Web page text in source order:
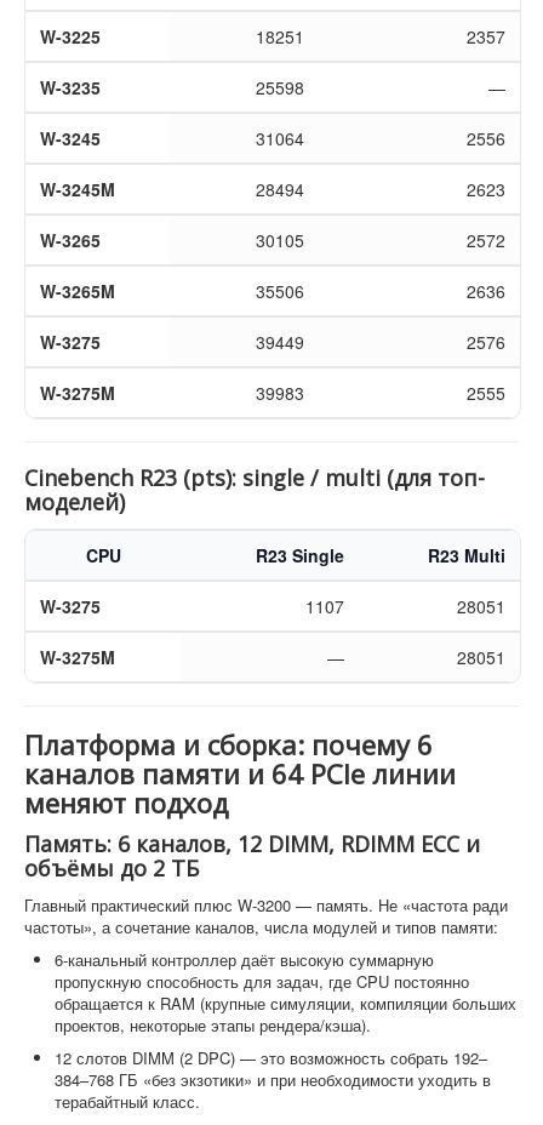
W-3225 18251 2357
W-3235 25598 —
W-3245 31064 2556
W-3245M 28494 2623
W-3265 30105 2572
W-3265M 35506 2636
W-3275 39449 2576
W-3275M 39983 2555
Cinebench R23 (pts): single / multi (для топ-
моделей)
CPU R23 Single R23 Multi
W-3275 1107 28051
W-3275M — 28051
Платформа и сборка: почему 6
каналов памяти и 64 PCIe линии
меняют подход
Память: 6 каналов, 12 DIMM, RDIMM ECC и
объёмы до 2 ТБ
Главный практический плюс W-3200 — память. Не «частота ради
частоты», а сочетание каналов, числа модулей и типов памяти:
6-канальный контроллер даёт высокую суммарную
пропускную способность для задач, где CPU постоянно
обращается к RAM (крупные симуляции, компиляции больших
проектов, некоторые этапы рендера/кэша).
12 слотов DIMM (2 DPC) — это возможность собрать 192–
384–768 ГБ «без экзотики» и при необходимости уходить в
терабайтный класс.